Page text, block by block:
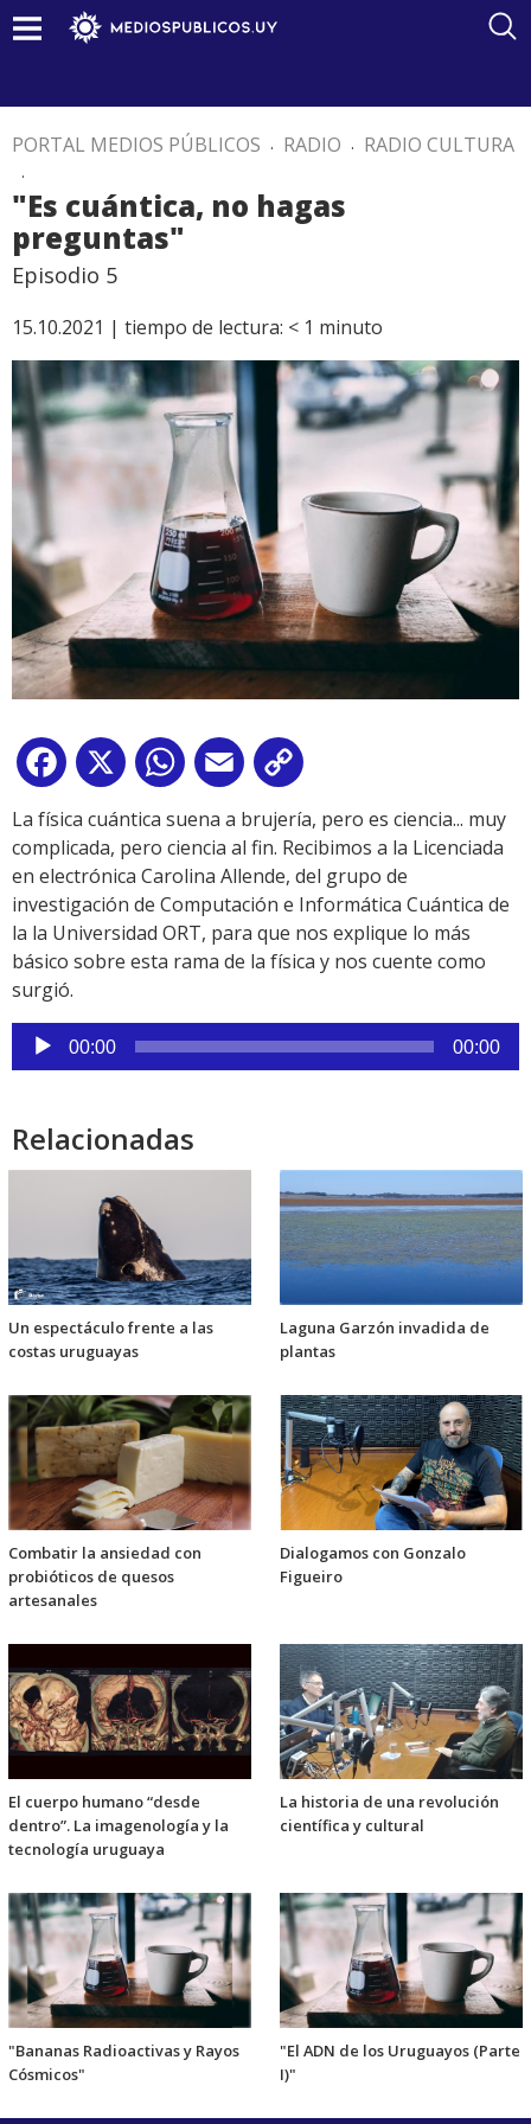
PORTAL MEDIOS PÚBLICOS . RADIO . RADIO CULTURA
.
"Es cuántica, no hagas
preguntas"
Episodio 5
15.10.2021 | tiempo de lectura: < 1 minuto
Facebook
X WhatsApp
Email
Link
La física cuántica suena a brujería, pero es ciencia... muy
complicada, pero ciencia al fin. Recibimos a la Licenciada
en electrónica Carolina Allende, del grupo de
investigación de Computación e Informática Cuántica de
la la Universidad ORT, para que nos explique lo más
básico sobre esta rama de la física y nos cuente como
surgió.
Reproductor
de
00:00 00:00
Relacionadas
Un espectáculo frente a las
costas uruguayas
Laguna Garzón invadida de
plantas
Combatir la ansiedad con
probióticos de quesos
artesanales
Dialogamos con Gonzalo
Figueiro
El cuerpo humano “desde
dentro”. La imagenología y la
tecnología uruguaya
La historia de una revolución
científica y cultural
"Bananas Radioactivas y Rayos
Cósmicos"
"El ADN de los Uruguayos (Parte
I)"